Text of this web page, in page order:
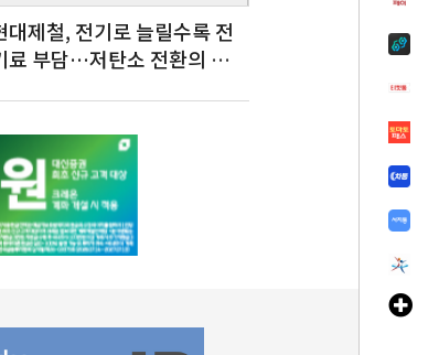
대제철, 전기로 늘릴수록 전
료 부담…저탄소 전환의 역